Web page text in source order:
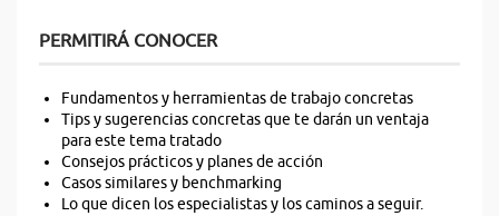
PERMITIRÁ CONOCER
Fundamentos y herramientas de trabajo concretas
Tips y sugerencias concretas que te darán un ventaja
para este tema tratado
Consejos prácticos y planes de acción
Casos similares y benchmarking
Lo que dicen los especialistas y los caminos a seguir.